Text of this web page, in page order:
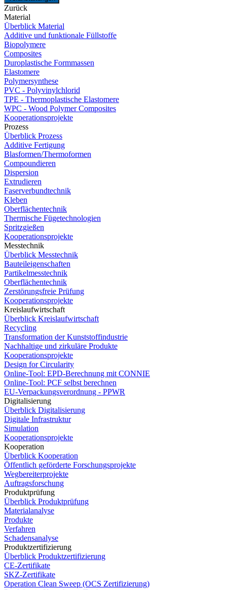
Zurück
Material
Überblick Material
Additive und funktionale Füllstoffe
Biopolymere
Composites
Duroplastische Formmassen
Elastomere
Polymersynthese
PVC - Polyvinylchlorid
TPE - Thermoplastische Elastomere
WPC - Wood Polymer Composites
Kooperationsprojekte
Prozess
Überblick Prozess
Additive Fertigung
Blasformen/Thermoformen
Compoundieren
Dispersion
Extrudieren
Faserverbundtechnik
Kleben
Oberflächentechnik
Thermische Fügetechnologien
Spritzgießen
Kooperationsprojekte
Messtechnik
Überblick Messtechnik
Bauteileigenschaften
Partikelmesstechnik
Oberflächentechnik
Zerstörungsfreie Prüfung
Kooperationsprojekte
Kreislaufwirtschaft
Überblick Kreislaufwirtschaft
Recycling
Transformation der Kunststoffindustrie
Nachhaltige und zirkuläre Produkte
Kooperationsprojekte
Design for Circularity
Online-Tool: EPD-Berechnung mit CONNIE
Online-Tool: PCF selbst berechnen
EU-Verpackungsverordnung - PPWR
Digitalisierung
Überblick Digitalisierung
Digitale Infrastruktur
Simulation
Kooperationsprojekte
Kooperation
Überblick Kooperation
Öffentlich geförderte Forschungsprojekte
Wegbereiterprojekte
Auftragsforschung
Produktprüfung
Überblick Produktprüfung
Materialanalyse
Produkte
Verfahren
Schadensanalyse
Produktzertifizierung
Überblick Produktzertifizierung
CE-Zertifikate
SKZ-Zertifikate
Operation Clean Sweep (OCS Zertifizierung)